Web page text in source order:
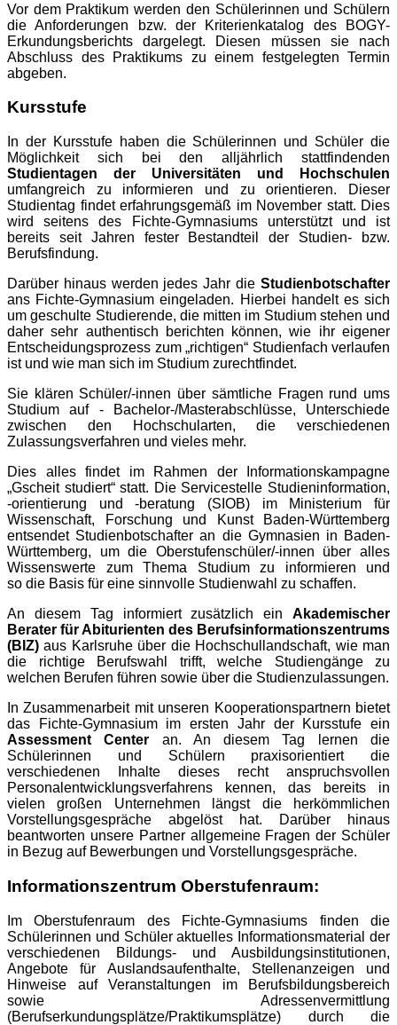
Vor dem Praktikum werden den Schülerinnen und Schülern
die Anforderungen bzw. der Kriterienkatalog des BOGY-
Erkundungsberichts dargelegt. Diesen müssen sie nach
Abschluss des Praktikums zu einem festgelegten Termin
abgeben.
Kursstufe
In der Kursstufe haben die Schülerinnen und Schüler die
Möglichkeit sich bei den alljährlich stattfindenden
Studientagen der Universitäten und Hochschulen
umfangreich zu informieren und zu orientieren. Dieser
Studientag findet erfahrungsgemäß im November statt. Dies
wird seitens des Fichte-Gymnasiums unterstützt und ist
bereits seit Jahren fester Bestandteil der Studien- bzw.
Berufsfindung.
Darüber hinaus werden jedes Jahr die Studienbotschafter
ans Fichte-Gymnasium eingeladen. Hierbei handelt es sich
um geschulte Studierende, die mitten im Studium stehen und
daher sehr authentisch berichten können, wie ihr eigener
Entscheidungsprozess zum „richtigen“ Studienfach verlaufen
ist und wie man sich im Studium zurechtfindet.
Sie klären Schüler/-innen über sämtliche Fragen rund ums
Studium auf - Bachelor-/Masterabschlüsse, Unterschiede
zwischen den Hochschularten, die verschiedenen
Zulassungsverfahren und vieles mehr.
Dies alles findet im Rahmen der Informationskampagne
„Gscheit studiert“ statt. Die Servicestelle Studieninformation,
-orientierung und -beratung (SIOB) im Ministerium für
Wissenschaft, Forschung und Kunst Baden-Württemberg
entsendet Studienbotschafter an die Gymnasien in Baden-
Württemberg, um die Oberstufenschüler/-innen über alles
Wissenswerte zum Thema Studium zu informieren und
so die Basis für eine sinnvolle Studienwahl zu schaffen.
An diesem Tag informiert zusätzlich ein Akademischer
Berater für Abiturienten des Berufsinformationszentrums
(BIZ) aus Karlsruhe über die Hochschullandschaft, wie man
die richtige Berufswahl trifft, welche Studiengänge zu
welchen Berufen führen sowie über die Studienzulassungen.
In Zusammenarbeit mit unseren Kooperationspartnern bietet
das Fichte-Gymnasium im ersten Jahr der Kursstufe ein
Assessment Center an. An diesem Tag lernen die
Schülerinnen und Schülern praxisorientiert die
verschiedenen Inhalte dieses recht anspruchsvollen
Personalentwicklungsverfahrens kennen, das bereits in
vielen großen Unternehmen längst die herkömmlichen
Vorstellungsgespräche abgelöst hat. Darüber hinaus
beantworten unsere Partner allgemeine Fragen der Schüler
in Bezug auf Bewerbungen und Vorstellungsgespräche.
Informationszentrum Oberstufenraum:
Im Oberstufenraum des Fichte-Gymnasiums finden die
Schülerinnen und Schüler aktuelles Informationsmaterial der
verschiedenen Bildungs- und Ausbildungsinstitutionen,
Angebote für Auslandsaufenthalte, Stellenanzeigen und
Hinweise auf Veranstaltungen im Berufsbildungsbereich
sowie Adressenvermittlung
(Berufserkundungsplätze/Praktikumsplätze) durch die